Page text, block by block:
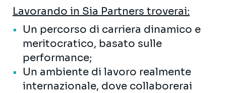
Lavorando in Sia Partners troverai:
Un percorso di carriera dinamico e
meritocratico, basato sulle
performance;
Un ambiente di lavoro realmente
internazionale, dove collaborerai